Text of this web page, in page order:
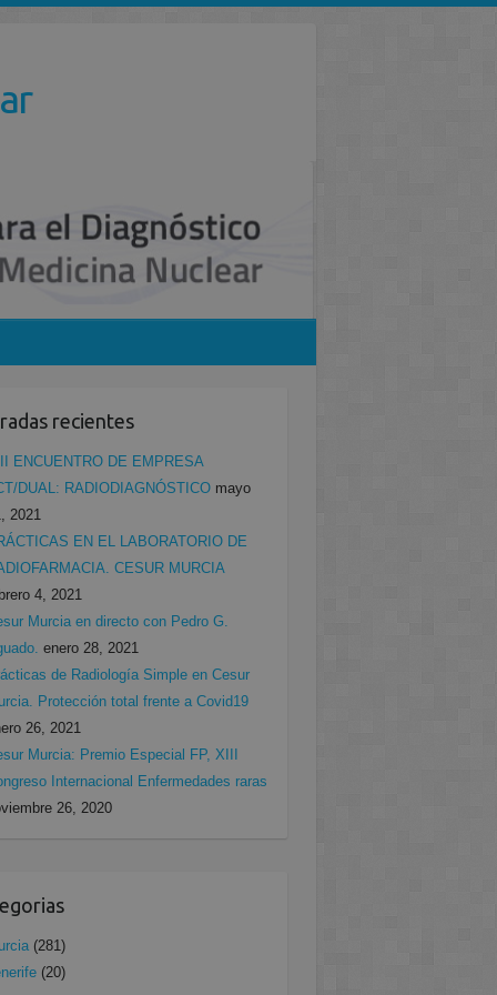
recientes
ENCUENTRO DE EMPRESA
DUAL: RADIODIAGNÓSTICO mayo
2021
EN EL LABORATORIO DE
CESUR MURCIA
4, 2021
Murcia en directo con Pedro G.
enero 28, 2021
de Radiología Simple en Cesur
Protección total frente a Covid19
26, 2021
Murcia: Premio Especial FP, XIII
Internacional Enfermedades raras
26, 2020
(281)
(20)